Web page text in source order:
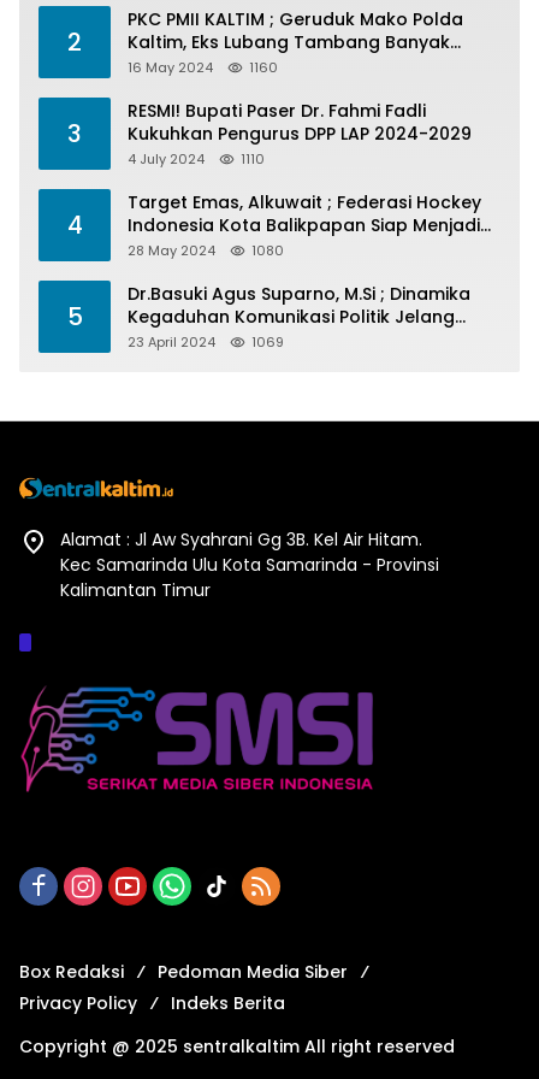
2
PKC PMII KALTIM ; Geruduk Mako Polda
Kaltim, Eks Lubang Tambang Banyak
Menelan Korban
16 May 2024 1160
3
RESMI! Bupati Paser Dr. Fahmi Fadli
Kukuhkan Pengurus DPP LAP 2024-2029
4 July 2024 1110
4
Target Emas, Alkuwait ; Federasi Hockey
Indonesia Kota Balikpapan Siap Menjadi
Barometer Prestasi Di Kaltim
28 May 2024 1080
5
Dr.Basuki Agus Suparno, M.Si ; Dinamika
Kegaduhan Komunikasi Politik Jelang
Pesta Politik 2024
23 April 2024 1069
Alamat : Jl Aw Syahrani Gg 3B. Kel Air Hitam.
Kec Samarinda Ulu Kota Samarinda - Provinsi
Kalimantan Timur
Box Redaksi
Pedoman Media Siber
Privacy Policy
Indeks Berita
Copyright @ 2025 sentralkaltim All right reserved